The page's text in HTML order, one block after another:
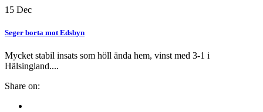
15 Dec
Seger borta mot Edsbyn
Mycket stabil insats som höll ända hem, vinst med 3-1 i
Hälsingland....
Share on: